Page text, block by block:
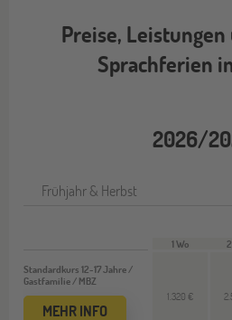
Preise,
Sprachferien
2026/
Frühjahr & Herbst
Standardkurs 12-17 Jahre /
Gastfamilie / MBZ
MEHR INFO
1 Wo
1.320 €